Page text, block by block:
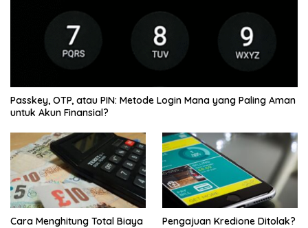
Passkey, OTP, atau PIN: Metode Login Mana yang Paling Aman
untuk Akun Finansial?
Cara Menghitung Total Biaya
Pengajuan Kredione Ditolak?